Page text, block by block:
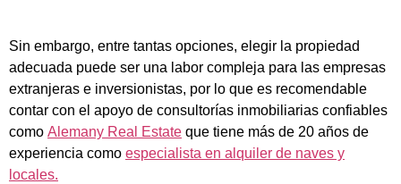
Sin embargo, entre tantas opciones, elegir la propiedad
adecuada puede ser una labor compleja para las empresas
extranjeras e inversionistas, por lo que es recomendable
contar con el apoyo de consultorías inmobiliarias confiables
como Alemany Real Estate que tiene más de 20 años de
experiencia como especialista en alquiler de naves y
locales.